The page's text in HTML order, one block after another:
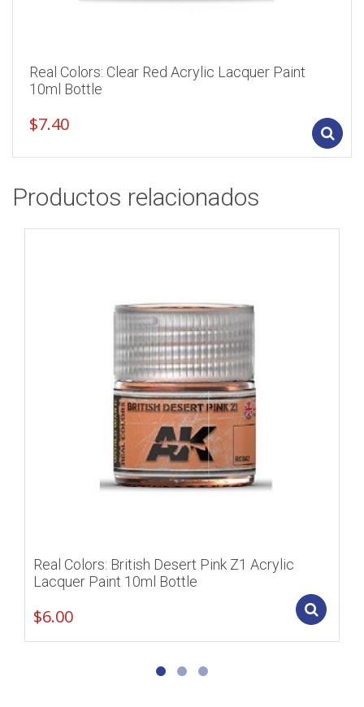
Real Colors: Clear Red Acrylic Lacquer Paint
10ml Bottle
$7.40
Productos relacionados
Real Colors: British Desert Pink Z1 Acrylic
Lacquer Paint 10ml Bottle
$6.00